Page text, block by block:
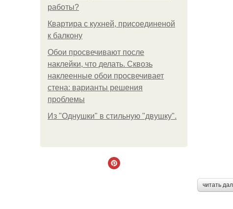
работы?
Квартира с кухней, присоединеной
к балкону
Обои просвечивают после
наклейки, что делать. Сквозь
наклеенные обои просвечивает
стена: варианты решения
проблемы
Из "Однушки" в стильную "двушку".
читать